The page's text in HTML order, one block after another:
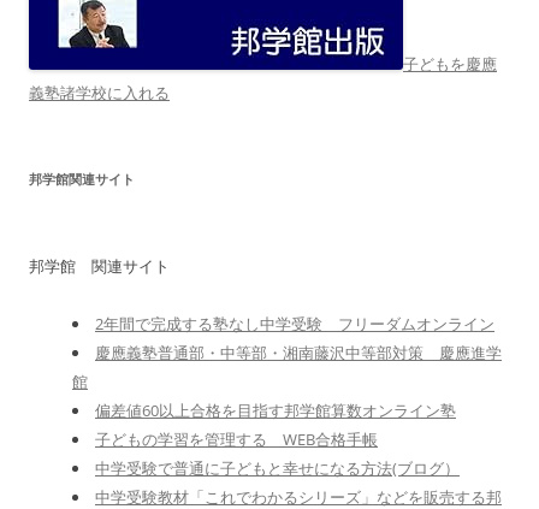
子どもを慶應
義塾諸学校に入れる
邦学館関連サイト
邦学館 関連サイト
2年間で完成する塾なし中学受験 フリーダムオンライン
慶應義塾普通部・中等部・湘南藤沢中等部対策 慶應進学
館
偏差値60以上合格を目指す邦学館算数オンライン塾
子どもの学習を管理する WEB合格手帳
中学受験で普通に子どもと幸せになる方法(ブログ）
中学受験教材「これでわかるシリーズ」などを販売する邦